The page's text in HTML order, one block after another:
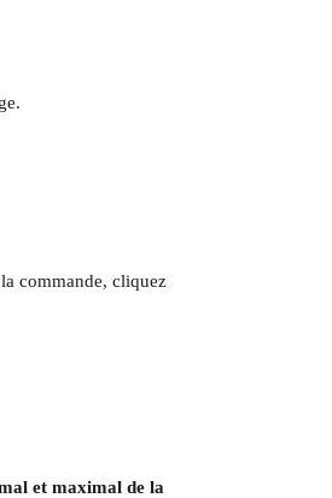
commande, cliquez
et maximal de la